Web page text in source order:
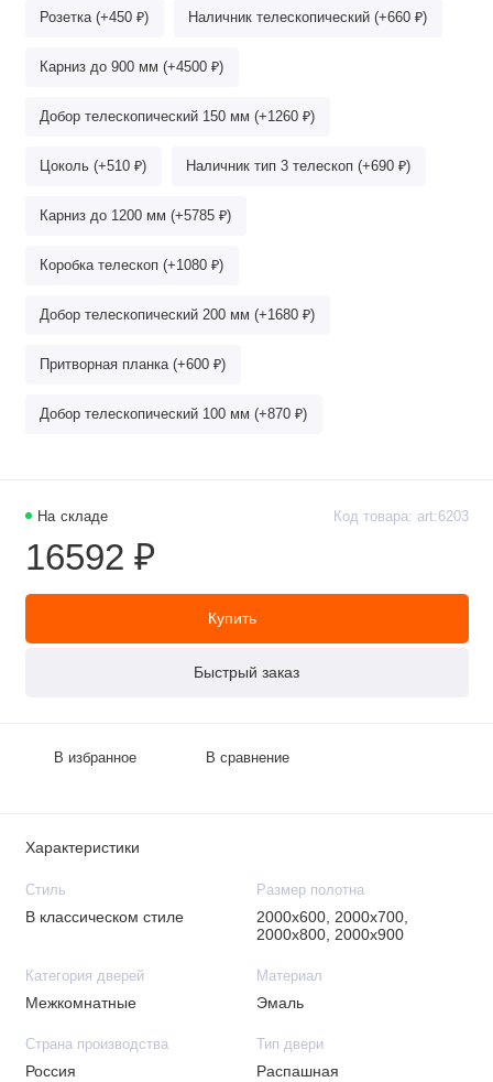
На складе Код товара: art:6203
16592 ₽
Купить
Быстрый заказ
В избранное В сравнение
Розетка (+450 ₽) Наличник телескопический (+660 ₽)
Карниз до 900 мм (+4500 ₽)
Добор телескопический 150 мм (+1260 ₽)
Цоколь (+510 ₽) Наличник тип 3 телескоп (+690 ₽)
Карниз до 1200 мм (+5785 ₽)
Коробка телескоп (+1080 ₽)
Добор телескопический 200 мм (+1680 ₽)
Притворная планка (+600 ₽)
Добор телескопический 100 мм (+870 ₽)
Характеристики
Стиль
В классическом стиле
Размер полотна
2000х600, 2000х700,
2000х800, 2000х900
Категория дверей
Межкомнатные
Материал
Эмаль
Страна производства
Россия
Тип двери
Распашная